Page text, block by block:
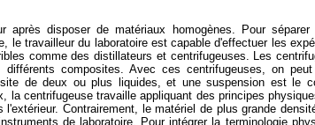
disposer de matériaux homogènes. Pour séparer
travailleur du laboratoire est capable d'effectuer les
comme des distillateurs et centrifugeuses. Les
composites. Avec ces centrifugeuses, on
de deux ou plus liquides, et une suspension est le
la centrifugeuse travaille appliquant des principes
Contrairement, le matériel de plus grande
de laboratoire. Pour intégrer la terminologie